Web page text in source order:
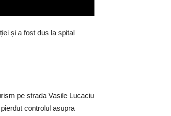
și a fost dus la spital
pe strada Vasile Lucaciu
controlul asupra